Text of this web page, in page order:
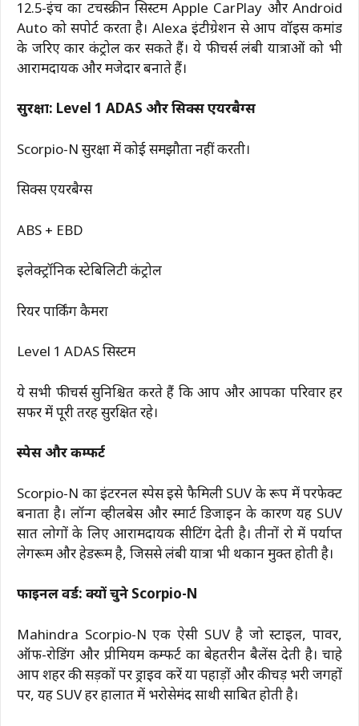
12.5-इंच का टचस्क्रीन सिस्टम Apple CarPlay और Android
Auto को सपोर्ट करता है। Alexa इंटीग्रेशन से आप वॉइस कमांड
के जरिए कार कंट्रोल कर सकते हैं। ये फीचर्स लंबी यात्राओं को भी
आरामदायक और मजेदार बनाते हैं।
सुरक्षा: Level 1 ADAS और सिक्स एयरबैग्स
Scorpio-N सुरक्षा में कोई समझौता नहीं करती।
सिक्स एयरबैग्स
ABS + EBD
इलेक्ट्रॉनिक स्टेबिलिटी कंट्रोल
रियर पार्किंग कैमरा
Level 1 ADAS सिस्टम
ये सभी फीचर्स सुनिश्चित करते हैं कि आप और आपका परिवार हर
सफर में पूरी तरह सुरक्षित रहे।
स्पेस और कम्फर्ट
Scorpio-N का इंटरनल स्पेस इसे फैमिली SUV के रूप में परफेक्ट
बनाता है। लॉन्ग व्हीलबेस और स्मार्ट डिजाइन के कारण यह SUV
सात लोगों के लिए आरामदायक सीटिंग देती है। तीनों रो में पर्याप्त
लेगरूम और हेडरूम है, जिससे लंबी यात्रा भी थकान मुक्त होती है।
फाइनल वर्ड: क्यों चुने Scorpio-N
Mahindra Scorpio-N एक ऐसी SUV है जो स्टाइल, पावर,
ऑफ-रोडिंग और प्रीमियम कम्फर्ट का बेहतरीन बैलेंस देती है। चाहे
आप शहर की सड़कों पर ड्राइव करें या पहाड़ों और कीचड़ भरी जगहों
पर, यह SUV हर हालात में भरोसेमंद साथी साबित होती है।